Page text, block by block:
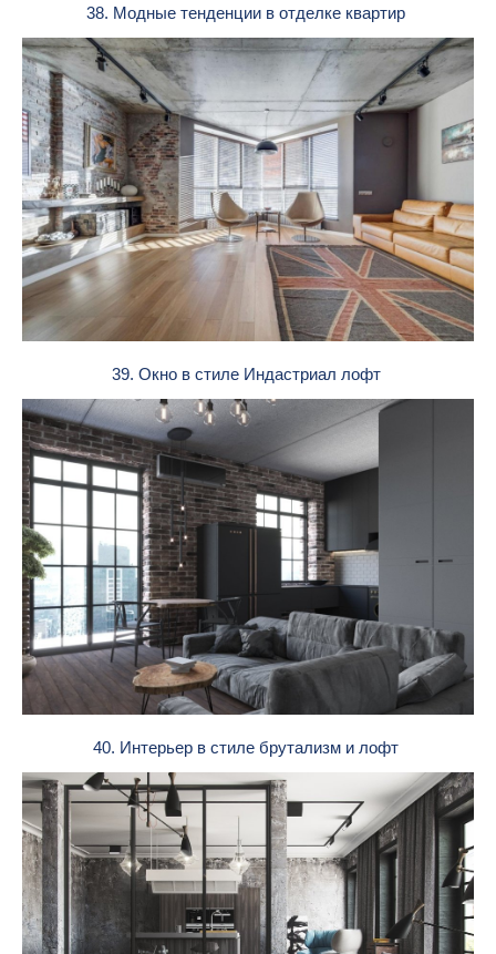
38. Модные тенденции в отделке квартир
39. Окно в стиле Индастриал лофт
40. Интерьер в стиле брутализм и лофт